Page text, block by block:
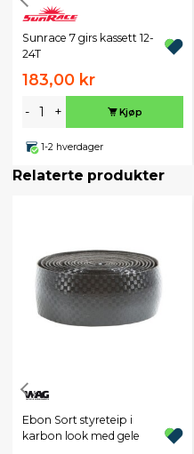
Sunrace 7 girs kassett 12-
24T
183,00 kr
- + Kjøp
1-2 hverdager
Relaterte produkter
Ebon Sort styreteip i
karbon look med gele